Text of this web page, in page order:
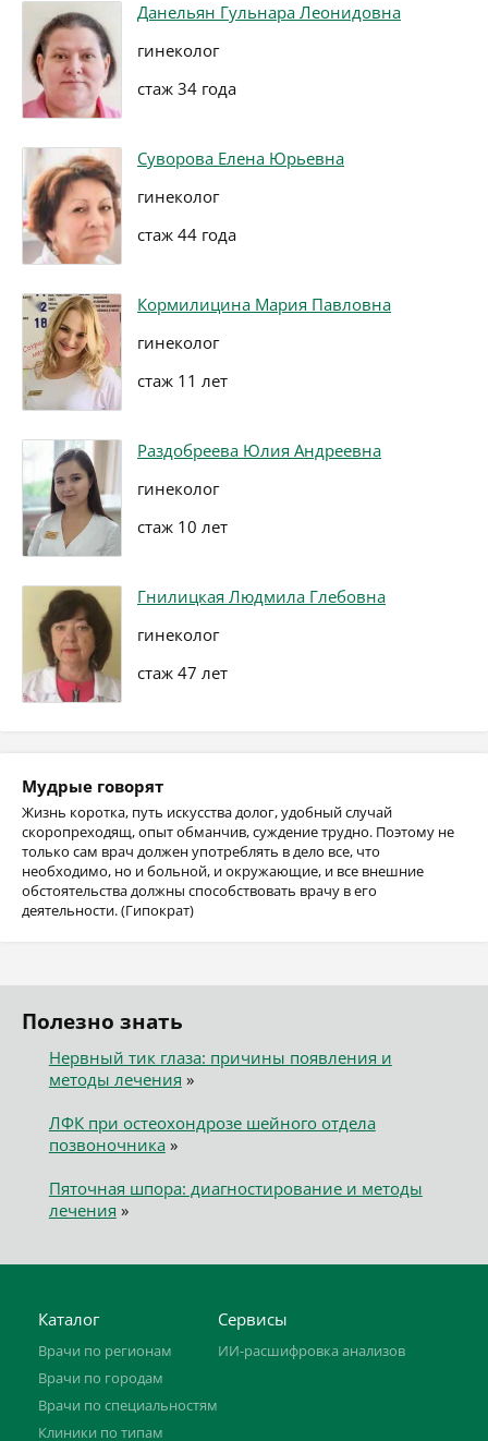
Данельян Гульнара Леонидовна
гинеколог
стаж 34 года
Суворова Елена Юрьевна
гинеколог
стаж 44 года
Кормилицина Мария Павловна
гинеколог
стаж 11 лет
Раздобреева Юлия Андреевна
гинеколог
стаж 10 лет
Гнилицкая Людмила Глебовна
гинеколог
стаж 47 лет
Мудрые говорят
Жизнь коротка, путь искусства долог, удобный случай
скоропреходящ, опыт обманчив, суждение трудно. Поэтому не
только сам врач должен употреблять в дело все, что
необходимо, но и больной, и окружающие, и все внешние
обстоятельства должны способствовать врачу в его
деятельности. (Гипократ)
Полезно знать
Нервный тик глаза: причины появления и
методы лечения »
ЛФК при остеохондрозе шейного отдела
позвоночника»
Пяточная шпора: диагностирование и методы
лечения »
Каталог
Врачи по регионам
Врачи по городам
Врачи по специальностям
Клиники по типам
Сервисы
ИИ-расшифровка анализов